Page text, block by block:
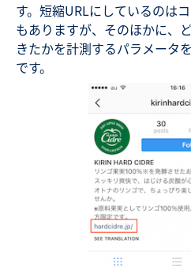
す。短縮URLにしているのは
もありますが、そのほかに、
きたかを計測するパラメータ
です。